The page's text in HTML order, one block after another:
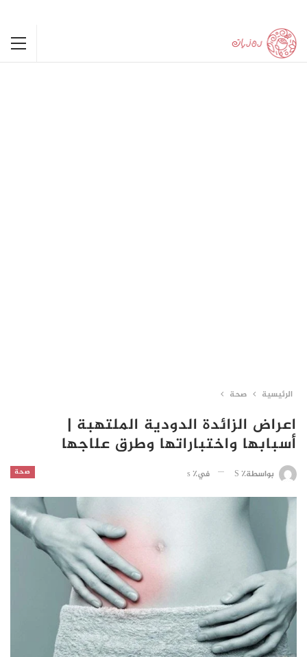
الرئيسية صحة
اعراض الزائدة الدودية الملتهبة |
أسبابها واختباراتها وطرق علاجها
صحة بواسطة٪ S في٪ s